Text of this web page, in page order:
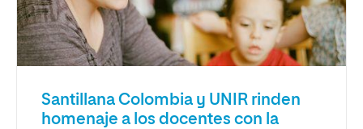
Santillana Colombia y UNIR rinden
homenaje a los docentes con la